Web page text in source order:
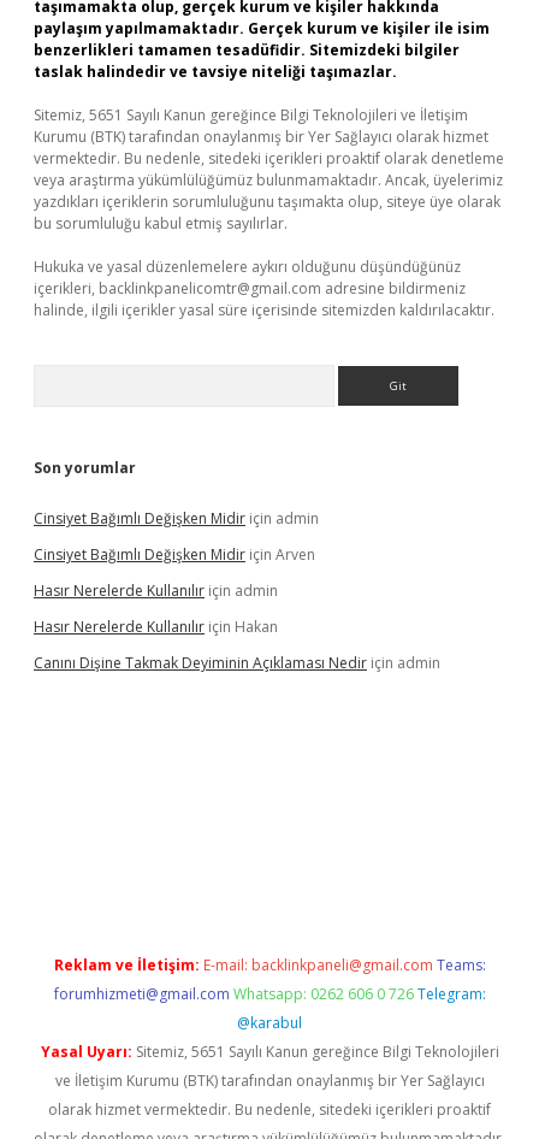
taşımamakta olup, gerçek kurum ve kişiler hakkında
paylaşım yapılmamaktadır. Gerçek kurum ve kişiler ile isim
benzerlikleri tamamen tesadüfidir. Sitemizdeki bilgiler
taslak halindedir ve tavsiye niteliği taşımazlar.
Sitemiz, 5651 Sayılı Kanun gereğince Bilgi Teknolojileri ve İletişim
Kurumu (BTK) tarafından onaylanmış bir Yer Sağlayıcı olarak hizmet
vermektedir. Bu nedenle, sitedeki içerikleri proaktif olarak denetleme
veya araştırma yükümlülüğümüz bulunmamaktadır. Ancak, üyelerimiz
yazdıkları içeriklerin sorumluluğunu taşımakta olup, siteye üye olarak
bu sorumluluğu kabul etmiş sayılırlar.
Hukuka ve yasal düzenlemelere aykırı olduğunu düşündüğünüz
içerikleri, backlinkpanelicomtr@gmail.com adresine bildirmeniz
halinde, ilgili içerikler yasal süre içerisinde sitemizden kaldırılacaktır.
Son yorumlar
Cinsiyet Bağımlı Değişken Midir için admin
Cinsiyet Bağımlı Değişken Midir için Arven
Hasır Nerelerde Kullanılır için admin
Hasır Nerelerde Kullanılır için Hakan
Canını Dişine Takmak Deyiminin Açıklaması Nedir için admin
Reklam ve İletişim: E-mail: backlinkpaneli@gmail.com Teams:
forumhizmeti@gmail.com Whatsapp: 0262 606 0 726 Telegram:
@karabul
Yasal Uyarı: Sitemiz, 5651 Sayılı Kanun gereğince Bilgi Teknolojileri
ve İletişim Kurumu (BTK) tarafından onaylanmış bir Yer Sağlayıcı
olarak hizmet vermektedir. Bu nedenle, sitedeki içerikleri proaktif